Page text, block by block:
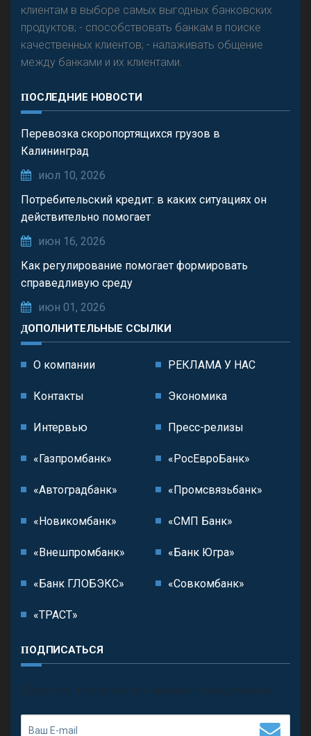
клиентам в выборе самых выгодных банковских
продуктов; - способствовать банкам в поиске
качественных клиентов; - налаживать общение
между банками и их клиентами.
ПОСЛЕДНИЕ НОВОСТИ
Перевозка скоропортящихся грузов в
Калининград
июл 10, 2026
Потребительский кредит: в каких ситуациях он
действительно помогает
июн 16, 2026
Как регулирование помогает формировать
справедливую среду
июн 01, 2026
ДОПОЛНИТЕЛЬНЫЕ ССЫЛКИ
О компании РЕКЛАМА У НАС
Контакты Экономика
Интервью Пресс-релизы
«Газпромбанк» «РосЕвроБанк»
«Автоградбанк» «Промсвязьбанк»
«Новикомбанк» «СМП Банк»
«Внешпромбанк» «Банк Югра»
«Банк ГЛОБЭКС» «Совкомбанк»
«ТРАСТ»
ПОДПИСАТЬСЯ
П олучить последние обновления и предложения.